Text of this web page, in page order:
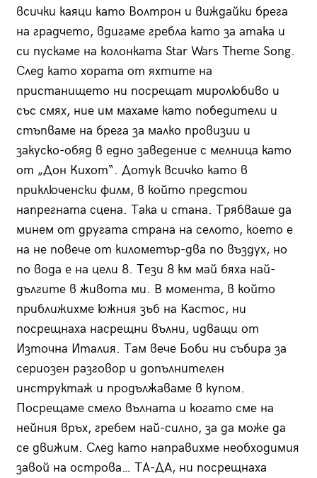
всички каяци като Волтрон и виждайки брега
на градчето, вдигаме гребла като за атака и
си пускаме на колонката Star Wars Theme Song.
След като хората от яхтите на
пристанището ни посрещат миролюбиво и
със смях, ние им махаме като победители и
стъпваме на брега за малко провизии и
закуско-обяд в едно заведение с мелница като
от „Дон Кихот“. Дотук всичко като в
приключенски филм, в който предстои
напрегната сцена. Така и стана. Трябваше да
минем от другата страна на селото, което е
на не повече от километър-два по въздух, но
по вода е на цели 8. Тези 8 км май бяха най-
дългите в живота ми. В момента, в който
приближихме южния зъб на Кастос, ни
посрещнаха насрещни вълни, идващи от
Източна Италия. Там вече Боби ни събира за
сериозен разговор и допълнителен
инструктаж и продължаваме в купом.
Посрещаме смело вълната и когато сме на
нейния връх, гребем най-силно, за да може да
се движим. След като направихме необходимия
завой на острова… ТА-ДА, ни посрещнаха